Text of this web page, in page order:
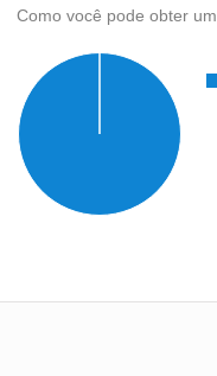
Como você pode obter